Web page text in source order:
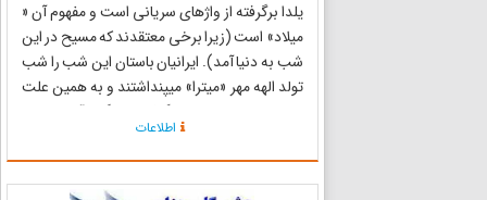
یلدا برگرفته از واژه‎ای سریانی است و مفهوم آن «
میلاد» است (زیرا برخی معتقدند که مسیح در این
شب به دنیا آمد). ایرانیان باستان این شب را شب
تولد الهه مهر «میترا» می‎‎پنداشتند و به همین علت
این شب را جشن می‎گرفتند و گرد آتش جمع
می‎شدند و شادمانه پایکوبی می‌کردند. آن گاه
خوانی الوان می‌گ...
اطلاعات